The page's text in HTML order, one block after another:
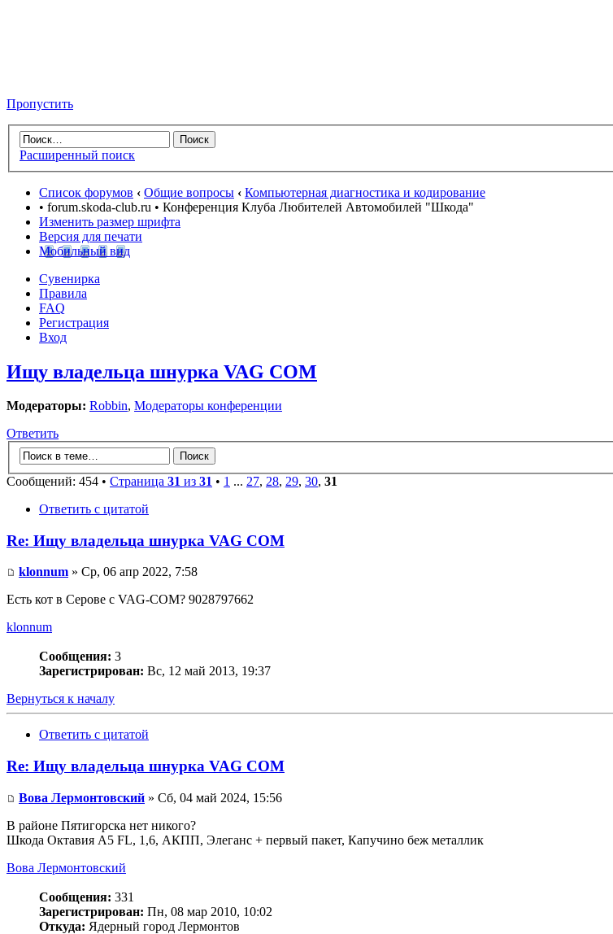
Пропустить
Расширенный поиск
Список форумов ‹ Общие вопросы ‹ Компьютерная диагностика и кодирование
• forum.skoda-club.ru • Конференция Клуба Любителей Автомобилей "Шкода"
Изменить размер шрифта
Версия для печати
Мобильный вид
Сувенирка
Правила
FAQ
Регистрация
Вход
Ищу владельца шнурка VAG COM
Модераторы: Robbin, Модераторы конференции
Ответить
Сообщений: 454 • Страница 31 из 31 • 1 ... 27, 28, 29, 30, 31
Ответить с цитатой
Re: Ищу владельца шнурка VAG COM
klonnum » Ср, 06 апр 2022, 7:58
Есть кот в Серове с VAG-COM? 9028797662
klonnum
Сообщения: 3
Зарегистрирован: Вс, 12 май 2013, 19:37
Вернуться к началу
Ответить с цитатой
Re: Ищу владельца шнурка VAG COM
Вова Лермонтовский » Сб, 04 май 2024, 15:56
В районе Пятигорска нет никого?
Шкода Октавия А5 FL, 1,6, АКПП, Элеганс + первый пакет, Капучино беж металлик
Вова Лермонтовский
Сообщения: 331
Зарегистрирован: Пн, 08 мар 2010, 10:02
Откуда: Ядерный город Лермонтов